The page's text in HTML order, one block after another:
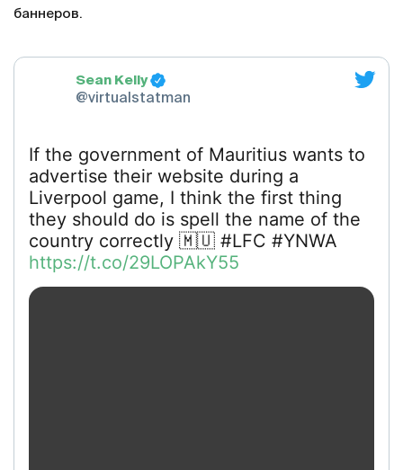
баннеров.
Sean Kelly
@virtualstatman
If the government of Mauritius wants to
advertise their website during a
Liverpool game, I think the first thing
they should do is spell the name of the
country correctly 🇲🇺 #LFC #YNWA
https://t.co/29LOPAkY55